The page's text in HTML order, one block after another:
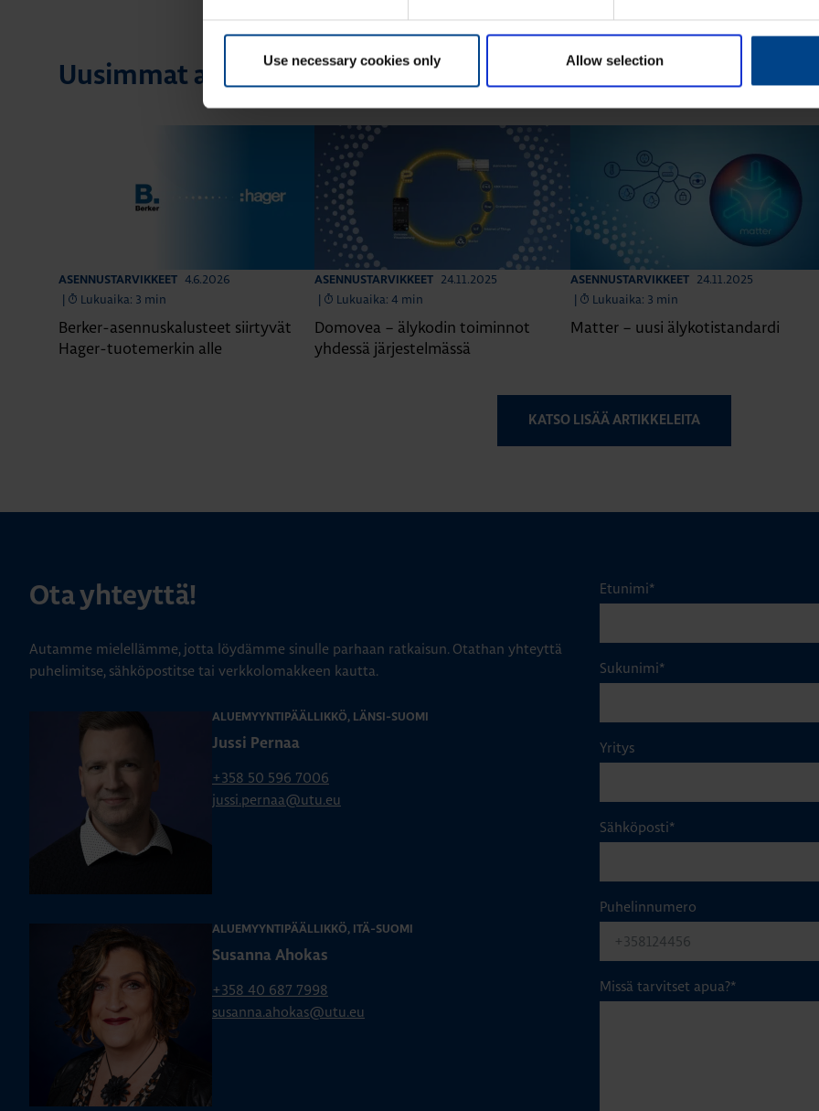
Use necessary cookies only Allow selection
Uusimmat artikkelit aiheesta Asennustarvikkeet
ASENNUSTARVIKKEET
4.6.2026
|
Lukuaika: 3 min
Berker-asennuskalusteet siirtyvät
Hager-tuotemerkin alle
ASENNUSTARVIKKEET
24.11.2025
|
Lukuaika: 4 min
Domovea – älykodin toiminnot
yhdessä järjestelmässä
ASENNUSTARVIKKEET
24.11.2025
|
Lukuaika: 3 min
Matter – uusi älykotistandardi
KATSO LISÄÄ ARTIKKELEITA
Ota yhteyttä!
Autamme mielellämme, jotta löydämme sinulle parhaan ratkaisun. Otathan yhteyttä
puhelimitse, sähköpostitse tai verkkolomakkeen kautta.
ALUEMYYNTIPÄÄLLIKKÖ, LÄNSI-SUOMI
Jussi Pernaa
+358 50 596 7006
jussi.pernaa@utu.eu
ALUEMYYNTIPÄÄLLIKKÖ, ITÄ-SUOMI
Susanna Ahokas
+358 40 687 7998
susanna.ahokas@utu.eu
Etunimi*
Sukunimi*
Yritys
Sähköposti*
Puhelinnumero
Missä tarvitset apua?*